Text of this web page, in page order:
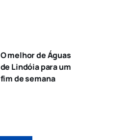
O melhor de Águas
de Lindóia para um
fim de semana